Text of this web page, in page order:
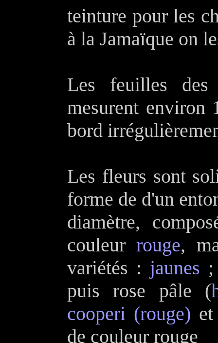
teinture pour les
à la Jamaïque on
Les feuilles des
mesurent environ
bord
Les fleurs sont
forme de d'un
diamètre,
couleurrouge,
variétés : jaunes
puis rose pâle (
cooperi (rouge)
de couleur rouge